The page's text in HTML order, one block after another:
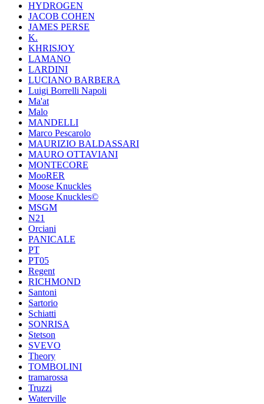
HYDROGEN
JACOB COHEN
JAMES PERSE
K.
KHRISJOY
LAMANO
LARDINI
LUCIANO BARBERA
Luigi Borrelli Napoli
Ma'at
Malo
MANDELLI
Marco Pescarolo
MAURIZIO BALDASSARI
MAURO OTTAVIANI
MONTECORE
MooRER
Moose Knuckles
Moose Knuckles©️
MSGM
N21
Orciani
PANICALE
PT
PT05
Regent
RICHMOND
Santoni
Sartorio
Schiatti
SONRISA
Stetson
SVEVO
Theory
TOMBOLINI
tramarossa
Truzzi
Waterville